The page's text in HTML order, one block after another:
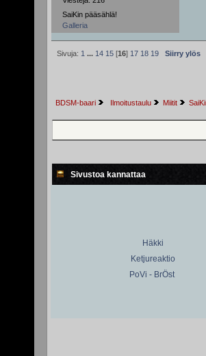
SaiKin pääsählä!
Galleria
Sivuja: 1 ... 14 15[16] 17 18 19 Siirry ylös
BDSM-baari Ilmoitustaulu Miitit
Sivustoa kannattaa
Häkki
Ketjureaktio
PoVi - BrÖst